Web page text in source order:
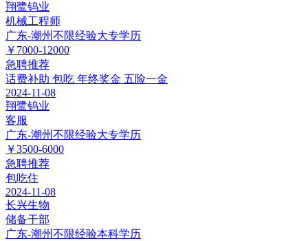
翔鹭钨业
机械工程师
广东-潮州不限经验大专学历
￥7000-12000
急聘推荐
话费补助 包吃 年终奖金 五险一金
2024-11-08
翔鹭钨业
客服
广东-潮州不限经验大专学历
￥3500-6000
急聘推荐
包吃住
2024-11-08
长兴生物
储备干部
广东-潮州不限经验本科学历